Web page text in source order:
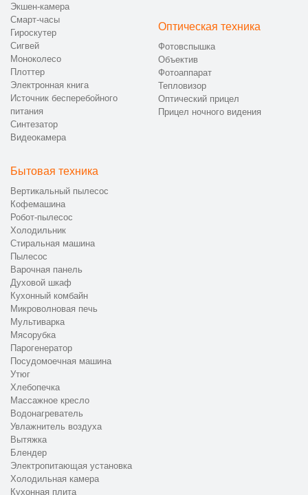
Экшен-камера
Смарт-часы
Гироскутер
Сигвей
Моноколесо
Плоттер
Электронная книга
Источник бесперебойного
питания
Синтезатор
Видеокамера
Оптическая техника
Фотовспышка
Объектив
Фотоаппарат
Тепловизор
Оптический прицел
Прицел ночного видения
Бытовая техника
Вертикальный пылесос
Кофемашина
Робот-пылесос
Холодильник
Стиральная машина
Пылесос
Варочная панель
Духовой шкаф
Кухонный комбайн
Микроволновая печь
Мультиварка
Мясорубка
Парогенератор
Посудомоечная машина
Утюг
Хлебопечка
Массажное кресло
Водонагреватель
Увлажнитель воздуха
Вытяжка
Блендер
Электропитающая установка
Холодильная камера
Кухонная плита